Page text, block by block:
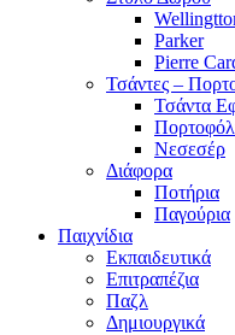
Parker
Pierre
Τσάντες –
Τσάντα
Νεσεσέρ
Διάφορα
Ποτήρια
Παγούρια
Παιχνίδια
Εκπαιδευτικά
Επιτραπέζια
Παζλ
Δημιουργικά